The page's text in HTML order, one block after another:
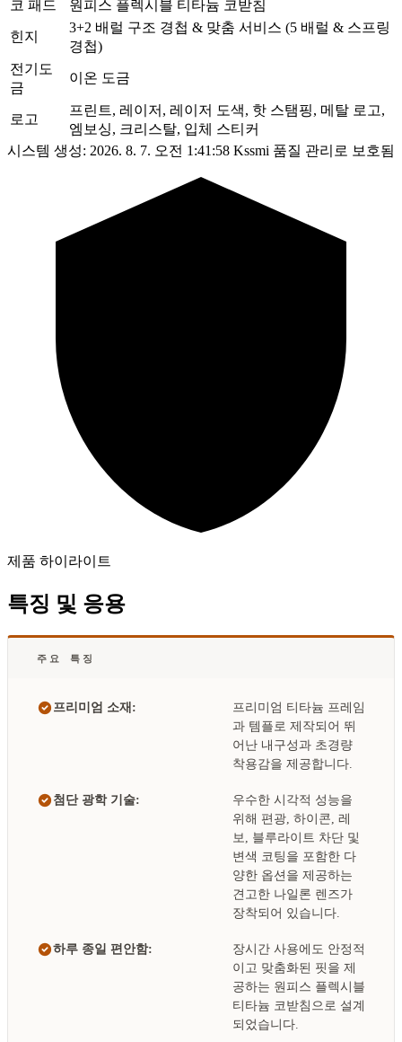
코 패드 원피스 플렉시블 티타늄 코받침
힌지
3+2 배럴 구조 경첩 & 맞춤 서비스 (5 배럴 & 스프링
경첩)
전기도
금
이온 도금
로고
프린트, 레이저, 레이저 도색, 핫 스탬핑, 메탈 로고,
엠보싱, 크리스탈, 입체 스티커
시스템 생성: 2026. 8. 7. 오전 1:41:58 Kssmi 품질 관리로 보호됨
제품 하이라이트
특징 및 응용
주요 특징
프리미엄 소재:
프리미엄 티타늄 프레임
과 템플로 제작되어 뛰
어난 내구성과 초경량
착용감을 제공합니다.
첨단 광학 기술:
우수한 시각적 성능을
위해 편광, 하이콘, 레
보, 블루라이트 차단 및
변색 코팅을 포함한 다
양한 옵션을 제공하는
견고한 나일론 렌즈가
장착되어 있습니다.
하루 종일 편안함:
장시간 사용에도 안정적
이고 맞춤화된 핏을 제
공하는 원피스 플렉시블
티타늄 코받침으로 설계
되었습니다.